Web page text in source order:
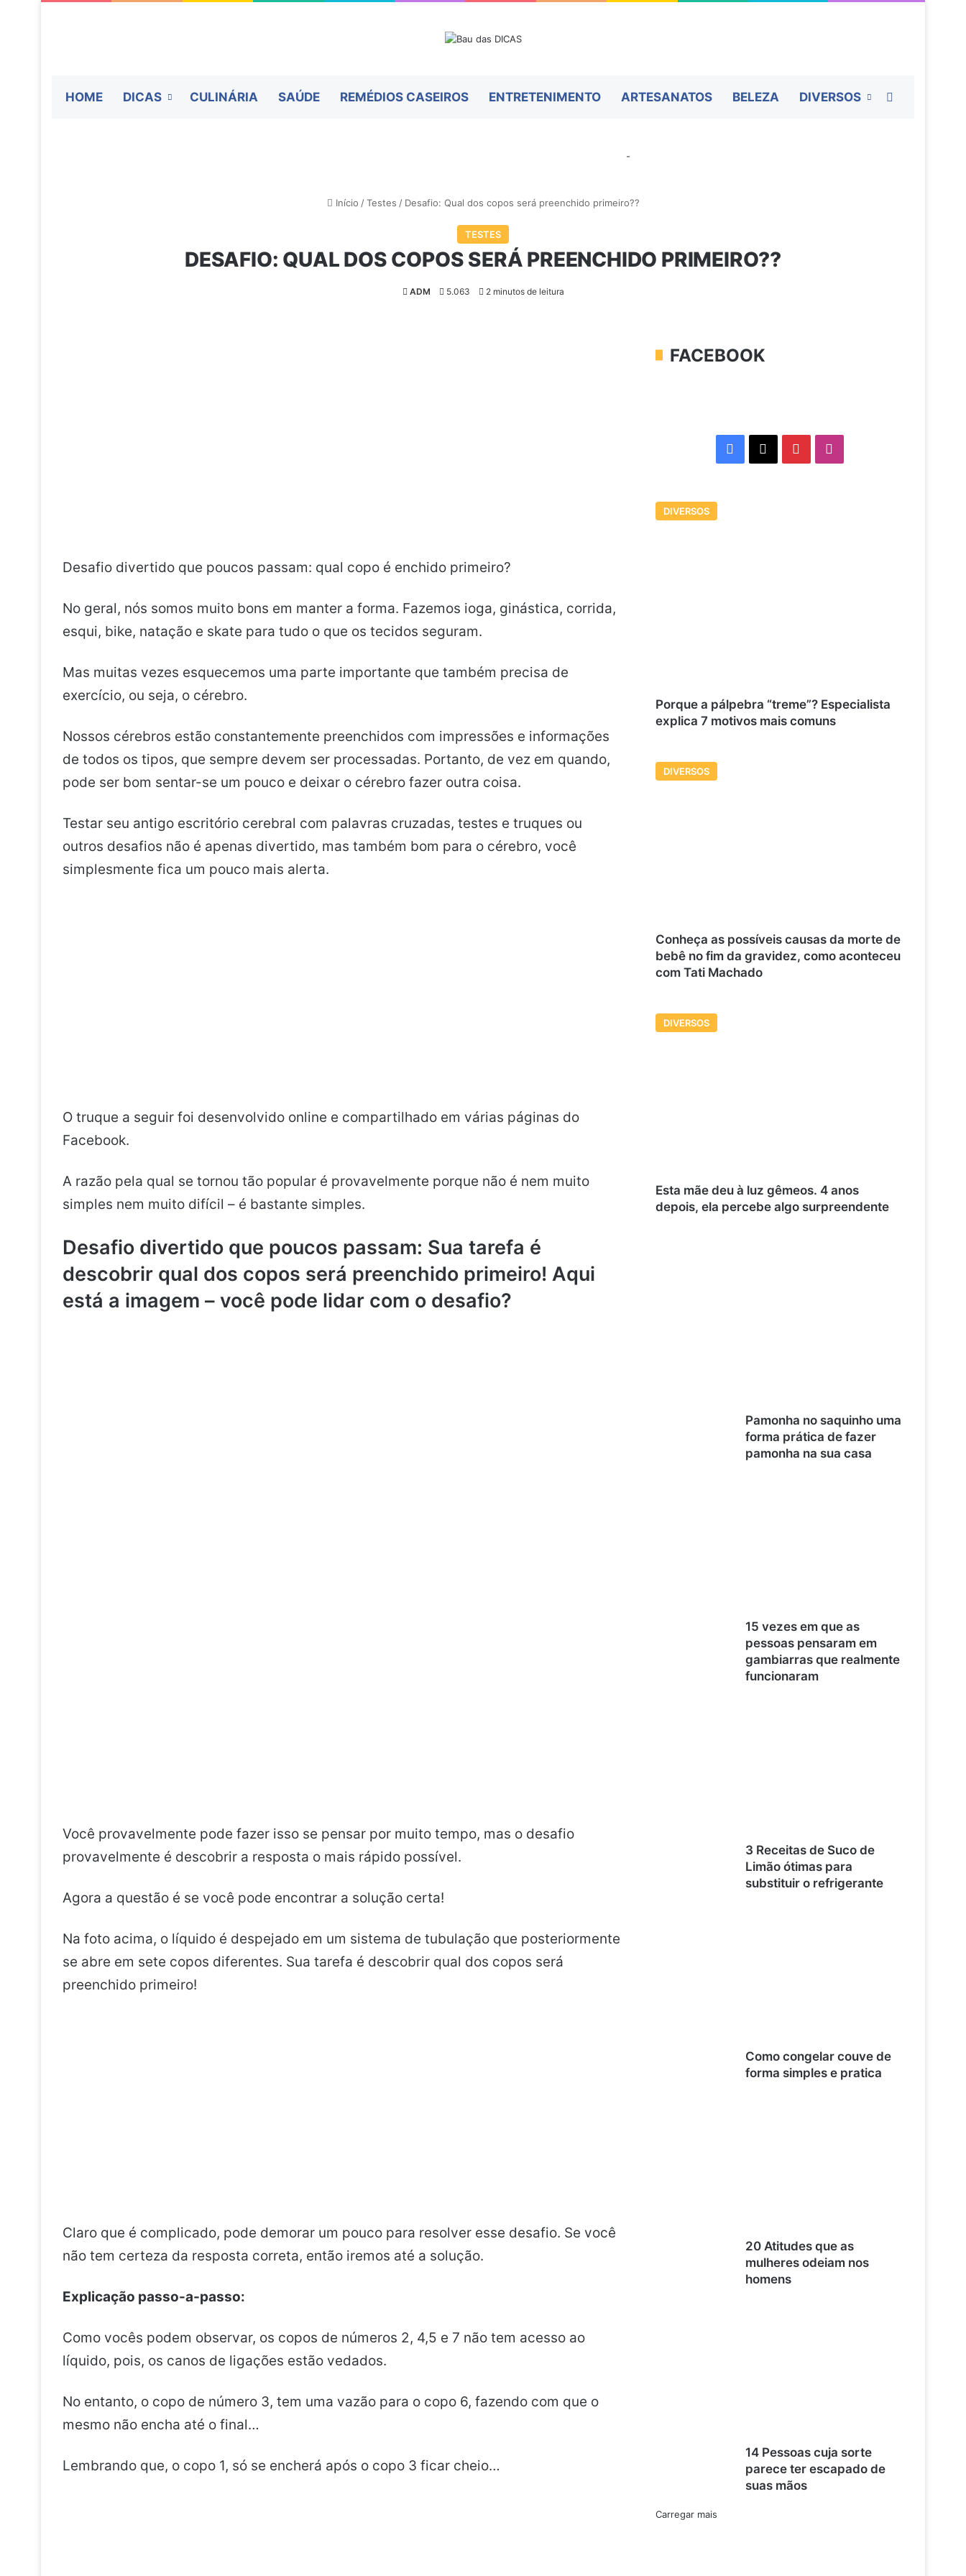
HOME DICAS CULINÁRIA SAÚDE REMÉDIOS CASEIROS ENTRETENIMENTO ARTESANATOS BELEZA DIVERSOS
-
Início / Testes / Desafio: Qual dos copos será preenchido primeiro??
TESTES
DESAFIO: QUAL DOS COPOS SERÁ PREENCHIDO PRIMEIRO??
ADM 5.063 2 minutos de leitura
Desafio divertido que poucos passam: qual copo é enchido primeiro?
No geral, nós somos muito bons em manter a forma. Fazemos ioga, ginástica, corrida,
esqui, bike, natação e skate para tudo o que os tecidos seguram.
Mas muitas vezes esquecemos uma parte importante que também precisa de
exercício, ou seja, o cérebro.
Nossos cérebros estão constantemente preenchidos com impressões e informações
de todos os tipos, que sempre devem ser processadas. Portanto, de vez em quando,
pode ser bom sentar-se um pouco e deixar o cérebro fazer outra coisa.
Testar seu antigo escritório cerebral com palavras cruzadas, testes e truques ou
outros desafios não é apenas divertido, mas também bom para o cérebro, você
simplesmente fica um pouco mais alerta.
O truque a seguir foi desenvolvido online e compartilhado em várias páginas do
Facebook.
A razão pela qual se tornou tão popular é provavelmente porque não é nem muito
simples nem muito difícil – é bastante simples.
Desafio divertido que poucos passam: Sua tarefa é
descobrir qual dos copos será preenchido primeiro! Aqui
está a imagem – você pode lidar com o desafio?
Você provavelmente pode fazer isso se pensar por muito tempo, mas o desafio
provavelmente é descobrir a resposta o mais rápido possível.
Agora a questão é se você pode encontrar a solução certa!
Na foto acima, o líquido é despejado em um sistema de tubulação que posteriormente
se abre em sete copos diferentes. Sua tarefa é descobrir qual dos copos será
preenchido primeiro!
Claro que é complicado, pode demorar um pouco para resolver esse desafio. Se você
não tem certeza da resposta correta, então iremos até a solução.
Explicação passo-a-passo:
Como vocês podem observar, os copos de números 2, 4,5 e 7 não tem acesso ao
líquido, pois, os canos de ligações estão vedados.
No entanto, o copo de número 3, tem uma vazão para o copo 6, fazendo com que o
mesmo não encha até o final…
Lembrando que, o copo 1, só se encherá após o copo 3 ficar cheio…
FACEBOOK
Facebook Pinterest
DIVERSOS
Porque a pálpebra “treme”? Especialista
explica 7 motivos mais comuns
DIVERSOS
Conheça as possíveis causas da morte de
bebê no fim da gravidez, como aconteceu
com Tati Machado
DIVERSOS
Esta mãe deu à luz gêmeos. 4 anos
depois, ela percebe algo surpreendente
Pamonha no saquinho uma
forma prática de fazer
pamonha na sua casa
15 vezes em que as
pessoas pensaram em
gambiarras que realmente
funcionaram
3 Receitas de Suco de
Limão ótimas para
substituir o refrigerante
Como congelar couve de
forma simples e pratica
20 Atitudes que as
mulheres odeiam nos
homens
14 Pessoas cuja sorte
parece ter escapado de
suas mãos
Carregar mais